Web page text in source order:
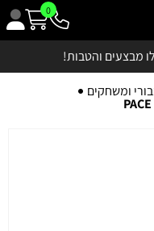
0
מבצעים והטבות!
ומשחקים